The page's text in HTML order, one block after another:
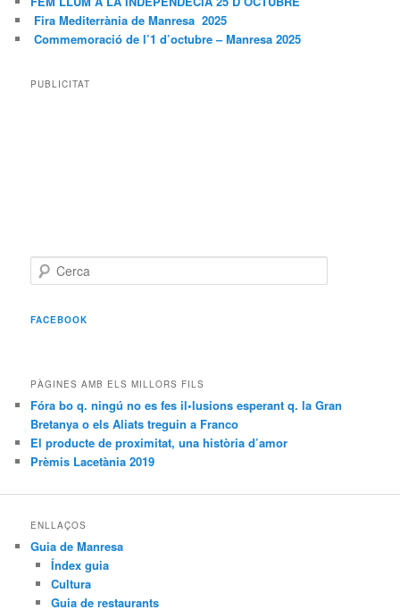
Fira Mediterrània de Manresa 2025
Commemoració de l’1 d’octubre – Manresa 2025
PUBLICITAT
e
c
FACEBOOK
PÀGINES AMB ELS MILLORS FILS
Fóra bo q. ningú no es fes il•lusions esperant q. la Gran
Bretanya o els Aliats treguin a Franco
El producte de proximitat, una història d’amor
Prèmis Lacetània 2019
ENLLAÇOS
Guia de Manresa
Índex guia
Cultura
Guia de restaurants